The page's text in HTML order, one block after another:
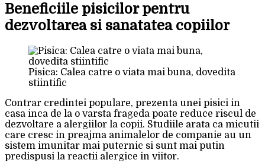
Beneficiile pisicilor pentru
dezvoltarea si sanatatea copiilor
Pisica: Calea catre o viata mai buna, dovedita
stiintific
Contrar credintei populare, prezenta unei pisici in
casa inca de la o varsta frageda poate reduce riscul de
dezvoltare a alergiilor la copii. Studiile arata ca micutii
care cresc in preajma animalelor de companie au un
sistem imunitar mai puternic si sunt mai putin
predispusi la reactii alergice in viitor.